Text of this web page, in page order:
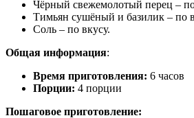
Чёрный свежемолотый перец –
Тимьян сушёный и базилик – по
Соль – по вкусу.
Общая информация:
Время приготовления: 6 часов
Порции: 4 порции
Пошаговое приготовление: